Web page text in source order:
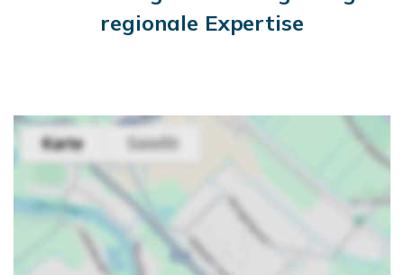
regionale Expertise